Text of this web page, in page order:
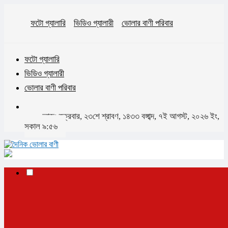
ফটো গ্যালারি ভিডিও গ্যালারী ভোলার বাণী পরিবার
ফটো গ্যালারি
ভিডিও গ্যালারী
ভোলার বাণী পরিবার
আজঃ শুক্রবার, ২৩শে শ্রাবণ, ১৪৩৩ বঙ্গাব্দ, ৭ই আগস্ট, ২০২৬ ইং,
সকাল ৯:৫৬
✕